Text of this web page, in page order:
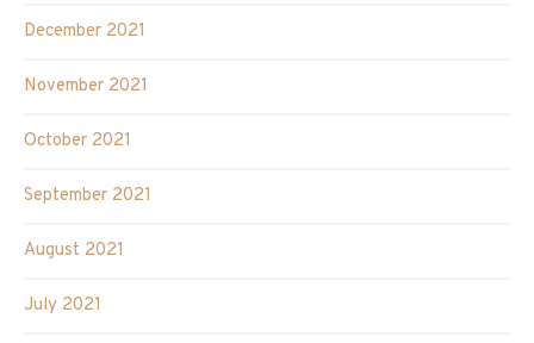
December 2021
November 2021
October 2021
September 2021
August 2021
July 2021